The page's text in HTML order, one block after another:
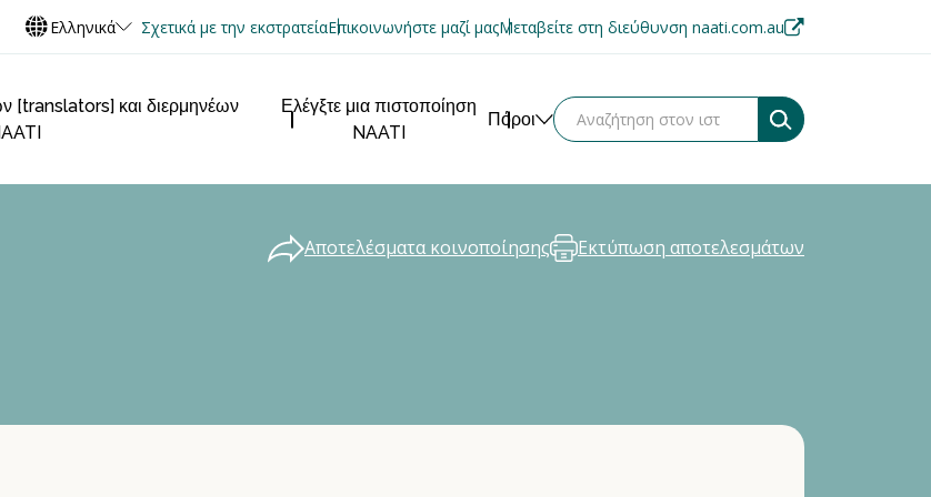
Ελληνικά Σχετικά με την εκστρατείαΕπικοινωνήστε μαζί μαςΜεταβείτε στη διεύθυνση naati.com.au
[translators] και διερμηνέων
Ελέγξτε μια πιστοποίηση
NAATI
Πόροι
Αποτελέσματα κοινοποίησης Εκτύπωση αποτελεσμάτων